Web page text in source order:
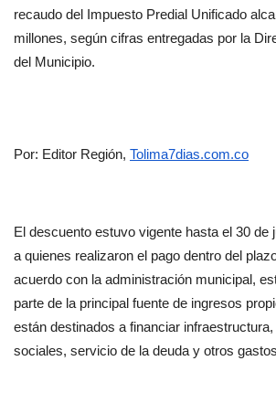
recaudo del Impuesto Predial Unificado
millones, según cifras entregadas por la
del Municipio.
Por: Editor Región, Tolima7dias.com.co
El descuento estuvo vigente hasta el 30 de
a quienes realizaron el pago dentro del
acuerdo con la administración municipal,
parte de la principal fuente de ingresos
están destinados a financiar
sociales, servicio de la deuda y otros